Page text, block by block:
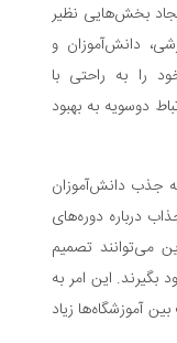
بخش‌هایی نظیر
دانش‌آموزان و
به راحتی با
به بهبود
دانش‌آموزان
دوره‌های
تصمیم
این امر به
زیاد